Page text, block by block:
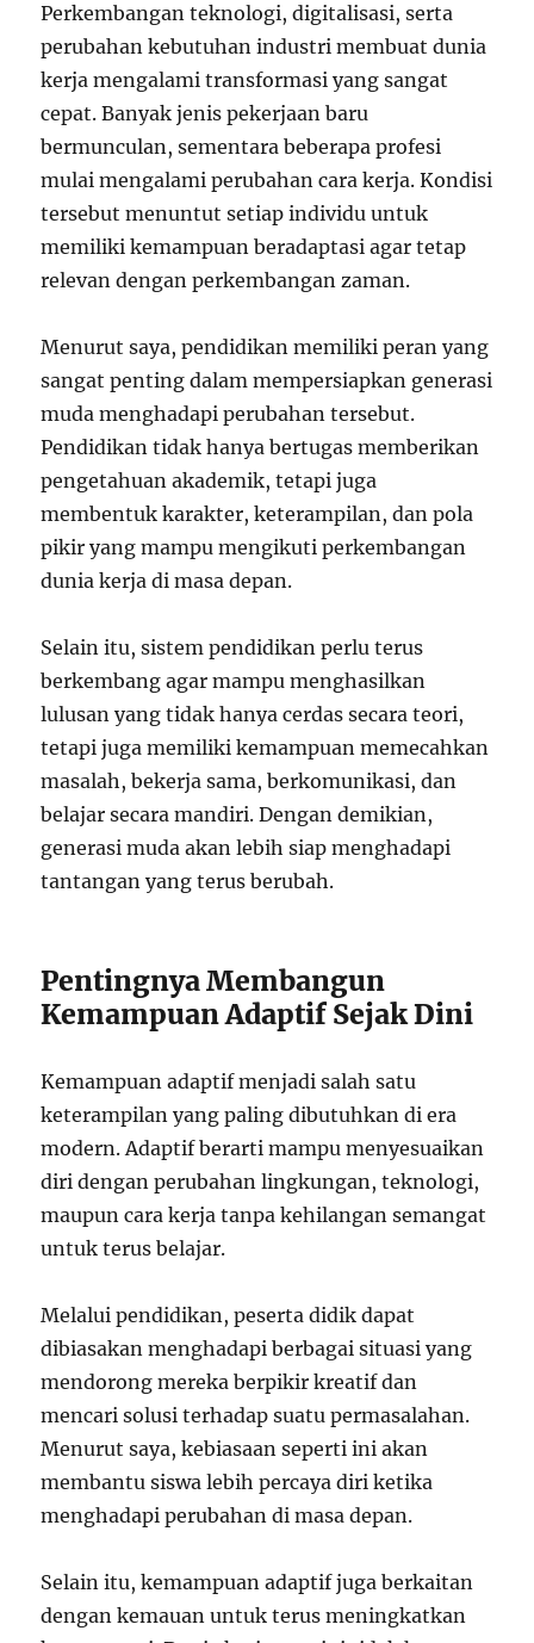
Perkembangan teknologi, digitalisasi, serta
perubahan kebutuhan industri membuat dunia
kerja mengalami transformasi yang sangat
cepat. Banyak jenis pekerjaan baru
bermunculan, sementara beberapa profesi
mulai mengalami perubahan cara kerja. Kondisi
tersebut menuntut setiap individu untuk
memiliki kemampuan beradaptasi agar tetap
relevan dengan perkembangan zaman.
Menurut saya, pendidikan memiliki peran yang
sangat penting dalam mempersiapkan generasi
muda menghadapi perubahan tersebut.
Pendidikan tidak hanya bertugas memberikan
pengetahuan akademik, tetapi juga
membentuk karakter, keterampilan, dan pola
pikir yang mampu mengikuti perkembangan
dunia kerja di masa depan.
Selain itu, sistem pendidikan perlu terus
berkembang agar mampu menghasilkan
lulusan yang tidak hanya cerdas secara teori,
tetapi juga memiliki kemampuan memecahkan
masalah, bekerja sama, berkomunikasi, dan
belajar secara mandiri. Dengan demikian,
generasi muda akan lebih siap menghadapi
tantangan yang terus berubah.
Pentingnya Membangun
Kemampuan Adaptif Sejak Dini
Kemampuan adaptif menjadi salah satu
keterampilan yang paling dibutuhkan di era
modern. Adaptif berarti mampu menyesuaikan
diri dengan perubahan lingkungan, teknologi,
maupun cara kerja tanpa kehilangan semangat
untuk terus belajar.
Melalui pendidikan, peserta didik dapat
dibiasakan menghadapi berbagai situasi yang
mendorong mereka berpikir kreatif dan
mencari solusi terhadap suatu permasalahan.
Menurut saya, kebiasaan seperti ini akan
membantu siswa lebih percaya diri ketika
menghadapi perubahan di masa depan.
Selain itu, kemampuan adaptif juga berkaitan
dengan kemauan untuk terus meningkatkan